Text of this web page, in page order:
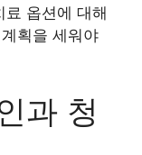
료 옵션에 대해
획을 세워야
과 청